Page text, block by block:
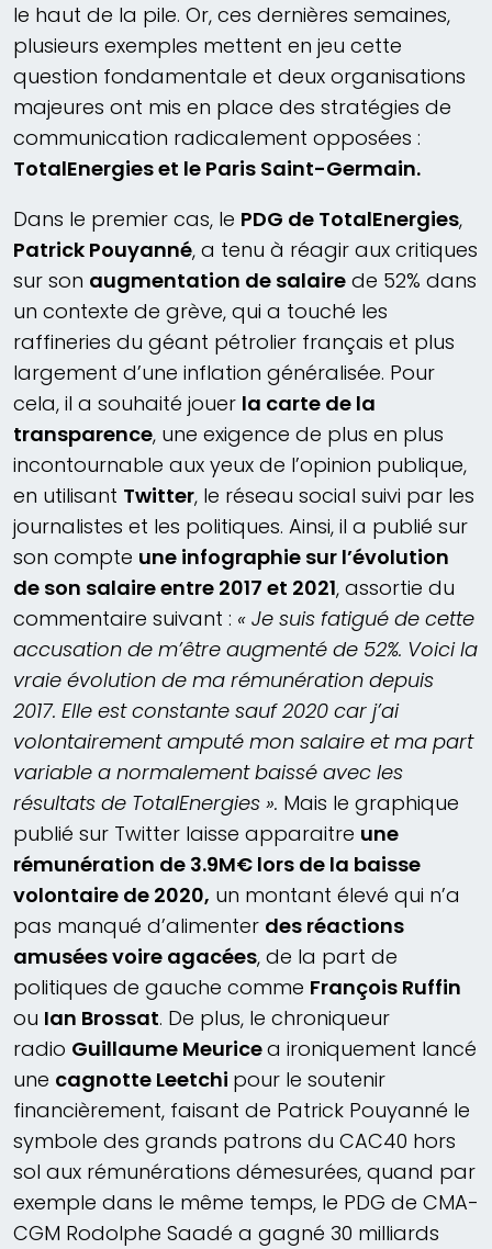
le haut de la pile. Or, ces dernières semaines,
plusieurs exemples mettent en jeu cette
question fondamentale et deux organisations
majeures ont mis en place des stratégies de
communication radicalement opposées :
TotalEnergies et le Paris Saint-Germain.
Dans le premier cas, le PDG de TotalEnergies,
Patrick Pouyanné, a tenu à réagir aux critiques
sur son augmentation de salaire de 52% dans
un contexte de grève, qui a touché les
raffineries du géant pétrolier français et plus
largement d’une inflation généralisée. Pour
cela, il a souhaité jouer la carte de la
transparence, une exigence de plus en plus
incontournable aux yeux de l’opinion publique,
en utilisant Twitter, le réseau social suivi par les
journalistes et les politiques. Ainsi, il a publié sur
son compte une infographie sur l’évolution
de son salaire entre 2017 et 2021, assortie du
commentaire suivant : « Je suis fatigué de cette
accusation de m’être augmenté de 52%. Voici la
vraie évolution de ma rémunération depuis
2017. Elle est constante sauf 2020 car j’ai
volontairement amputé mon salaire et ma part
variable a normalement baissé avec les
résultats de TotalEnergies ». Mais le graphique
publié sur Twitter laisse apparaitre une
rémunération de 3.9M€ lors de la baisse
volontaire de 2020, un montant élevé qui n’a
pas manqué d’alimenter des réactions
amusées voire agacées, de la part de
politiques de gauche comme François Ruffin
ou Ian Brossat. De plus, le chroniqueur
radio Guillaume Meuricea ironiquement lancé
une cagnotte Leetchi pour le soutenir
financièrement, faisant de Patrick Pouyanné le
symbole des grands patrons du CAC40 hors
sol aux rémunérations démesurées, quand par
exemple dans le même temps, le PDG de CMA-
CGM Rodolphe Saadé a gagné 30 milliards